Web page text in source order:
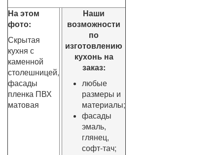
На этом
фото:
Скрытая
кухня с
каменной
столешницей,
фасады
пленка ПВХ
матовая
Наши
возможности
по
изготовлению
кухонь на
заказ:
любые
размеры и
материалы;
фасады
эмаль,
глянец,
софт-тач;